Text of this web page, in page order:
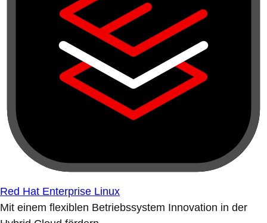
Red Hat Enterprise Linux
Mit einem flexiblen Betriebssystem Innovation in der